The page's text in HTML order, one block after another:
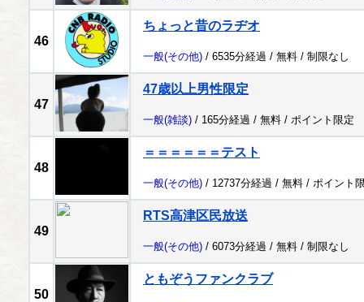
46
ちょっと昔のラヂオ
一般(その他) / 6535分経過 / 無料 / 制限なし
47
47歳以上男性限定
一般(雑談) / 165分経過 / 無料 / ポイント限定
48
＝＝＝＝＝＝テスト
一般(その他) / 12737分経過 / 無料 / ポイント
49
RTS高津区民放送
一般(その他) / 6073分経過 / 無料 / 制限なし
50
ともぞうファンクラブ